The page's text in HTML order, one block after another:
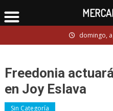
to
domingo,
Freedonia
en Joy Eslava
Sin Categoría